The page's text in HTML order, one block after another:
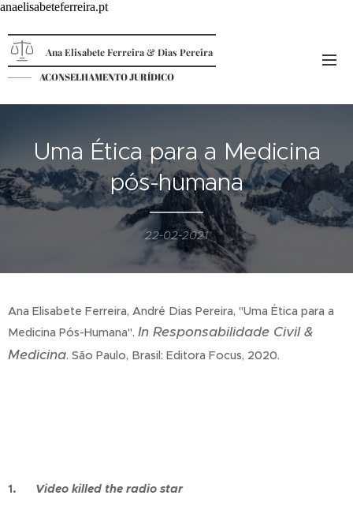
anaelisabeteferreira.pt
Ana Elisabete Ferreira & Dias Pereira
ACONSELHAMENTO JURÍDICO
Uma Ética para a Medicina
pós-humana
22-02-2021
Ana Elisabete Ferreira, André Dias Pereira, "Uma Ética para a
Medicina Pós-Humana". In Responsabilidade Civil &
Medicina. São Paulo, Brasil: Editora Focus, 2020.
1. Video killed the radio star